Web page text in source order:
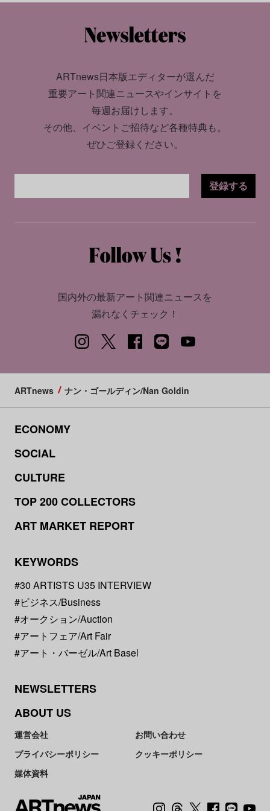
ARTnews日本版エディターが選んだ
重要アート関連ニュースやインサイトを
毎週お届けします。
その他、イベントご招待など各種特典も。
ぜひご登録ください。
登録する
国内外の最新アート関連ニュースを
漏れなくチェック！
ARTnews ナン・ゴールディン/Nan Goldin
ECONOMY
SOCIAL
CULTURE
TOP 200 COLLECTORS
ART MARKET REPORT
KEYWORDS
#30 ARTISTS U35 INTERVIEW
#ビジネス/Business
#オークション/Auction
#アートフェア/Art Fair
#アート・バーゼル/Art Basel
NEWSLETTERS
ABOUT US
運営会社
お問い合わせ
プライバシーポリシー
クッキーポリシー
媒体資料